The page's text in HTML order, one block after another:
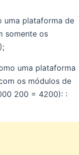
uma plataforma de
somente os
uma plataforma
os módulos de
200 = 4200): :